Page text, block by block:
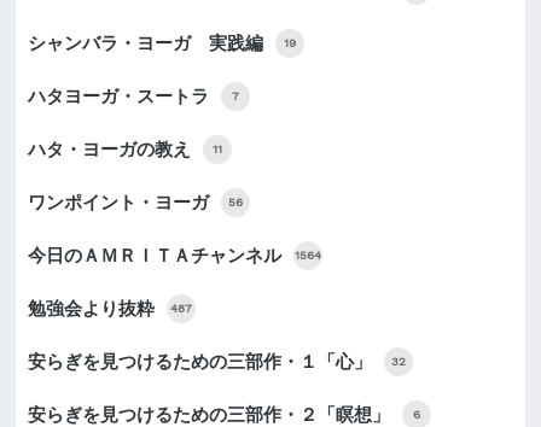
シャンバラ・ヨーガ 実践編 19
ハタヨーガ・スートラ 7
ハタ・ヨーガの教え 11
ワンポイント・ヨーガ 56
今日のＡＭＲＩＴＡチャンネル 1564
勉強会より抜粋 487
安らぎを見つけるための三部作・１「心」 32
安らぎを見つけるための三部作・２「瞑想」 6